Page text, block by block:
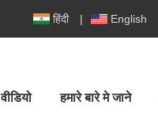
हिंदी | English
वीडियो हमारे बारे मे जाने